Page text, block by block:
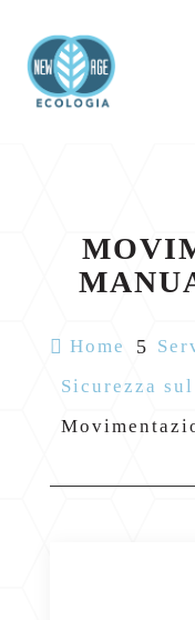
 Home 5
Sicurezza